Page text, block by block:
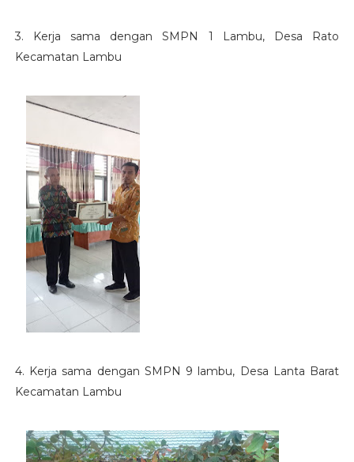
3.
Kerja sama dengan SMPN 1 Lambu, Desa Rato
Kecamatan Lambu
4. Kerja sama dengan SMPN 9 lambu, Desa Lanta Barat
Kecamatan Lambu